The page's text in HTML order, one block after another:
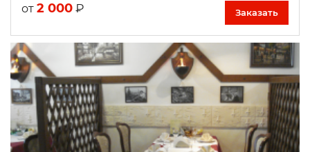
от 2 000 ₽ Заказать